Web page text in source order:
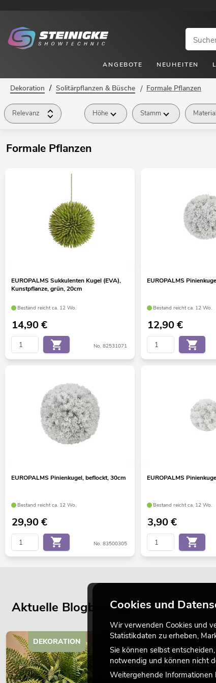
ANGEBOTE NEUHEITEN
Dekoration / Solitärpflanzen & Büsche / Formale Pflanzen
Relevanz Höhe Stamm
Formale Pflanzen
EUROPALMS Sukkulenten Kugel (EVA),
Kunstpflanze, grün, 20cm
Bestand reicht ca. 12 Wo.
14,90€
No. 82531071
EUROPALMS
Bestand reicht ca. 12 Wo.
12,90€
EUROPALMS Pinienkugel, beflockt, 30cm
Bestand reicht ca. 12 Wo.
29,90€
No. 83500305
EUROPALMS
Bestand reicht ca. 12 Wo.
3,90€
Aktuelle Blogbeiträge
DEKORATION
Cookies und
Wir verwenden Cookies und
Statistikdaten zu erheben,
Sie können selbst
notwendig und können nicht
Weitergehende Informationen